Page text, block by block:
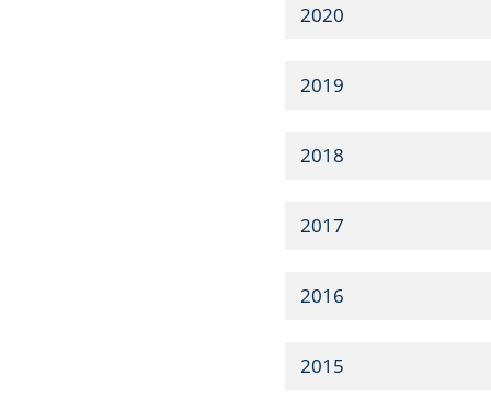
2020
2019
2018
2017
2016
2015